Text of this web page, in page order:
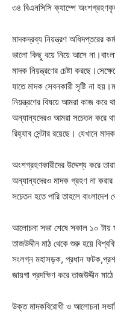
৩৪ বিএনসিসি ক্যাম্পে
মাদকদ্রব্য নিয়ন্ত্রণ অধিদপ্তরের
ভালো কিছু বয়ে নিয়ে আসে
মাদক নিয়ন্ত্রণের চেষ্টা
যাতে মাদক সেবনকারী সৃষ্টি না
নিয়ন্ত্রণের বিষয়ে আমরা কাজ করে
অন্যান্যদেরও আমরা সচেতন করে
রিহ্যাব সেন্টার রয়েছে। যেখানে
অংশগ্রহণকারীদের উদ্দেশ্য করে
অন্যান্যদেরও মাদক গ্রহণ না
সচেতন হতে পারি তাহলে
আলোচনা সভা শেষে সকাল ১০ টায়
তাজউদ্দীন মাঠ থেকে শুরু হয়ে
সংলগ্ন মহাসড়ক, প্রধান
জায়গা প্রদক্ষিণ করে তাজউদ্দীন
উক্ত মাদকবিরোধী ও আলোচনা